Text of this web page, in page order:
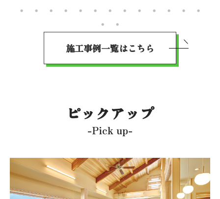
施工事例一覧はこちら
ピックアップ
-Pick up-